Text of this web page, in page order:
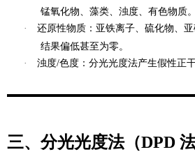
锰氧化物、藻类、浊度、有色物质。
·
还原性物质 ：亚铁离子、硫化物、
结果偏低甚至为零。
·
浊度/色度 ：分光光度法产生假性正
三、分光光度法（DPD